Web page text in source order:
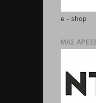
e - shop
ΜΑΣ